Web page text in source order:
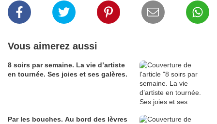
Vous aimerez aussi
8 soirs par semaine. La vie d’artiste
en tournée. Ses joies et ses galères.
Par les bouches. Au bord des lèvres